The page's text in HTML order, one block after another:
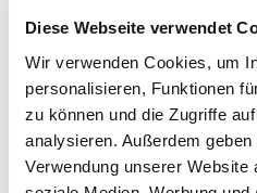
Diese Webseite verwendet
Wir verwenden Cookies, um
personalisieren, Funktionen
zu können und die Zugriffe
analysieren. Außerdem
Verwendung unserer Website
Eine Anmeldung ist
können. Bitte informieren
Frau Elisabeth Zsiska,